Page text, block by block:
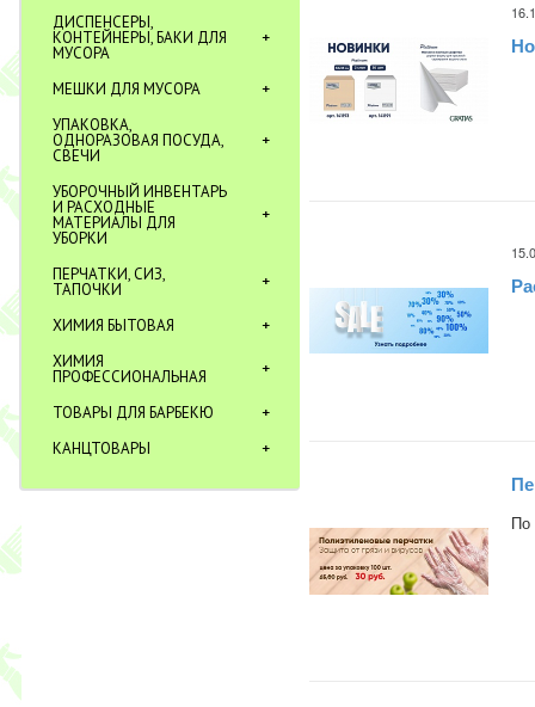
ДИСПЕНСЕРЫ,
КОНТЕЙНЕРЫ, БАКИ ДЛЯ
МУСОРА
МЕШКИ ДЛЯ МУСОРА
УПАКОВКА,
ОДНОРАЗОВАЯ ПОСУДА,
СВЕЧИ
УБОРОЧНЫЙ ИНВЕНТАРЬ
И РАСХОДНЫЕ
МАТЕРИАЛЫ ДЛЯ
УБОРКИ
ПЕРЧАТКИ, СИЗ,
ТАПОЧКИ
ХИМИЯ БЫТОВАЯ
ХИМИЯ
ПРОФЕССИОНАЛЬНАЯ
ТОВАРЫ ДЛЯ БАРБЕКЮ
КАНЦТОВАРЫ
По